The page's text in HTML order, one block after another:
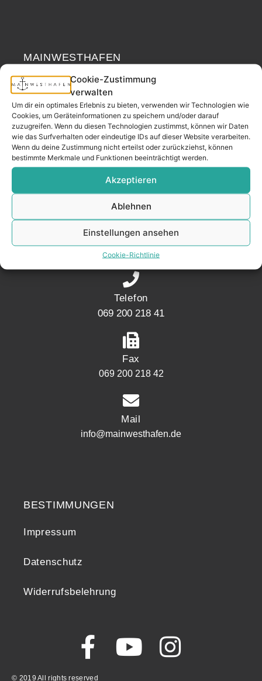
Cookie-Zustimmung
verwalten
Um dir ein optimales Erlebnis zu bieten, verwenden wir Technologien wie
Cookies, um Geräteinformationen zu speichern und/oder darauf
zuzugreifen. Wenn du diesen Technologien zustimmst, können wir Daten
wie das Surfverhalten oder eindeutige IDs auf dieser Website verarbeiten.
Wenn du deine Zustimmung nicht erteilst oder zurückziehst, können
bestimmte Merkmale und Funktionen beeinträchtigt werden.
Akzeptieren
Ablehnen
Einstellungen ansehen
Cookie-Richtlinie
MAINWESTHAFEN
IMMOBILIEN
Ihr Immobilienpartner
aus der
Nachbarschaft.
– seit 2017.
Widerrufsrecht
Adresse
Mainwesthafen Immobilien Speicherstraße 5
60327 Frankfurt
Telefon
069 200 218 41
Fax
069 200 218 42
Mail
info@mainwesthafen.de
BESTIMMUNGEN
Impressum
Datenschutz
Widerrufsbelehrung
© 2019 All rights reserved